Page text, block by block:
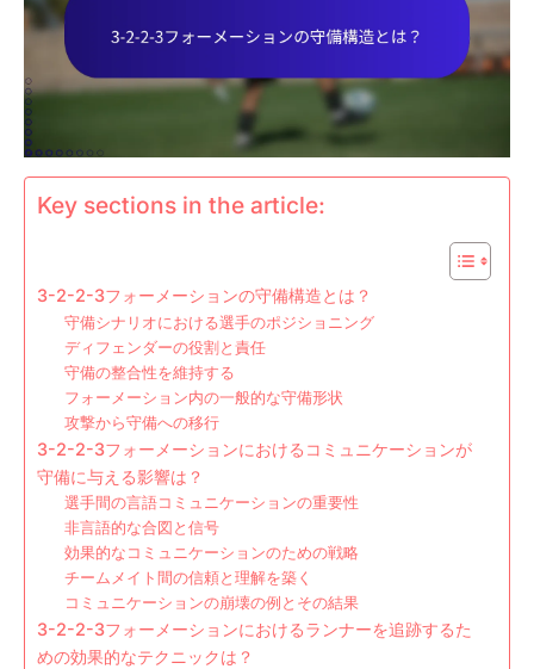
Key sections in the article:
3-2-2-3フォーメーションの守備構造とは？
守備シナリオにおける選手のポジショニング
ディフェンダーの役割と責任
守備の整合性を維持する
フォーメーション内の一般的な守備形状
攻撃から守備への移行
3-2-2-3フォーメーションにおけるコミュニケーションが
守備に与える影響は？
選手間の言語コミュニケーションの重要性
非言語的な合図と信号
効果的なコミュニケーションのための戦略
チームメイト間の信頼と理解を築く
コミュニケーションの崩壊の例とその結果
3-2-2-3フォーメーションにおけるランナーを追跡するた
めの効果的なテクニックは？